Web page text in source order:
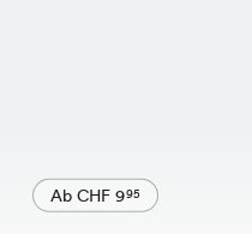
Ab CHF 995